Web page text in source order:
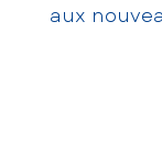
aux